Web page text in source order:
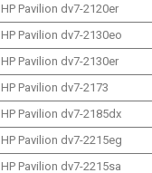
HP Pavilion dv7-2120er
HP Pavilion dv7-2130eo
HP Pavilion dv7-2130er
HP Pavilion dv7-2173
HP Pavilion dv7-2185dx
HP Pavilion dv7-2215eg
HP Pavilion dv7-2215sa